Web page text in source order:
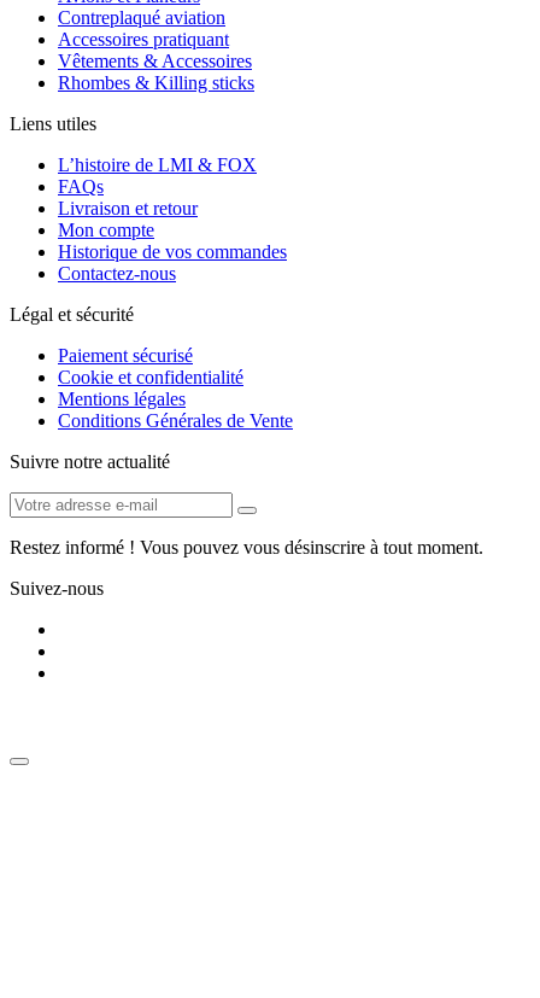
Contreplaqué aviation
Accessoires pratiquant
Vêtements & Accessoires
Rhombes & Killing sticks
Liens utiles
L’histoire de LMI & FOX
FAQs
Livraison et retour
Mon compte
Historique de vos commandes
Contactez-nous
Légal et sécurité
Paiement sécurisé
Cookie et confidentialité
Mentions légales
Conditions Générales de Vente
Suivre notre actualité
Restez informé ! Vous pouvez vous désinscrire à tout moment.
Suivez-nous